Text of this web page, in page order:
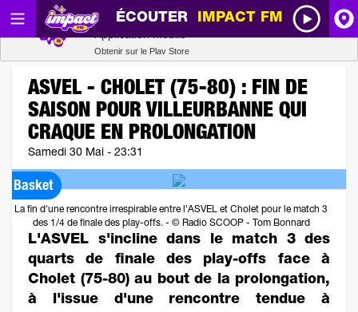
ÉCOUTER IMPACT FM
ASVEL - CHOLET (75-80) : FIN DE
SAISON POUR VILLEURBANNE QUI
CRAQUE EN PROLONGATION
Samedi 30 Mai - 23:31
Basket
La fin d'une rencontre irrespirable entre l'ASVEL et Cholet pour le match 3
des 1/4 de finale des play-offs. - © Radio SCOOP - Tom Bonnard
L'ASVEL s'incline dans le match 3 des
quarts de finale des play-offs face à
Cholet (75-80) au bout de la prolongation,
à l'issue d'une rencontre tendue à
Radio SCOOP
Obtenir sur le Play Store
Télécharger